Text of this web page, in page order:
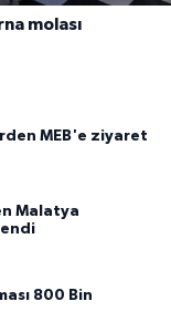
molası
MEB'e ziyaret
Malatya
800 Bin